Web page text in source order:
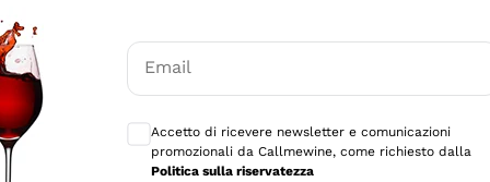
è male ma secondo me ci sono alternative che
Email
Accetto di ricevere newsletter e comunicazioni
promozionali da Callmewine, come richiesto dalla
Politica sulla riservatezza